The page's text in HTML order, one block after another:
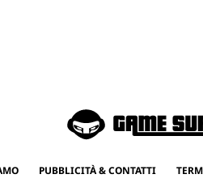
PUBBLICITÀ & CONTATTI